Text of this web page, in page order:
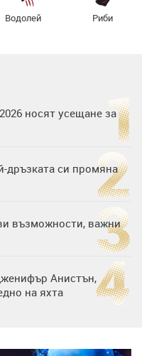
Водолей Риби
носят усещане за
дръзката си промяна
възможности, важни
Анистън,
на яхта